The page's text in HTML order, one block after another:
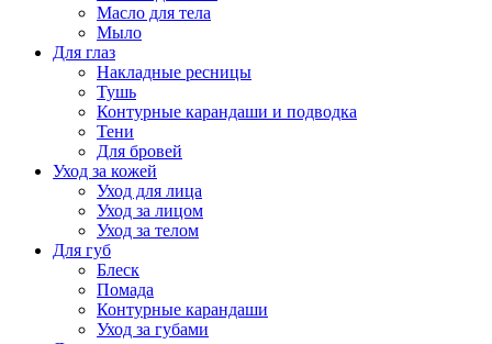
Масло для тела
Мыло
Для глаз
Накладные ресницы
Тушь
Контурные карандаши и подводка
Тени
Для бровей
Уход за кожей
Уход для лица
Уход за лицом
Уход за телом
Для губ
Блеск
Помада
Контурные карандаши
Уход за губами